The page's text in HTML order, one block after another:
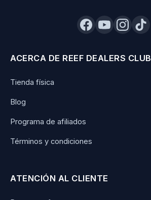
ACERCA DE REEF DEALERS CLUB
Tienda física
Blog
Programa de afiliados
Términos y condiciones
ATENCIÓN AL CLIENTE